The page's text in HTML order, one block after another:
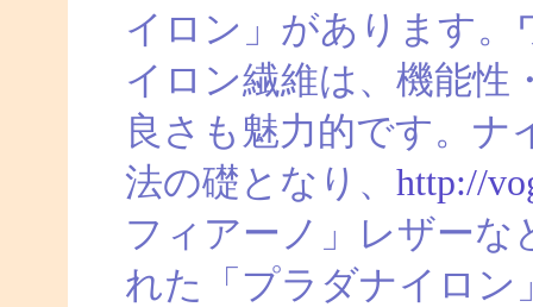
イロン」があります
イロン繊維は、機能性
良さも魅力的です。ナ
法の礎となり、 http://
フィアーノ」レザーな
れた「プラダナイロン